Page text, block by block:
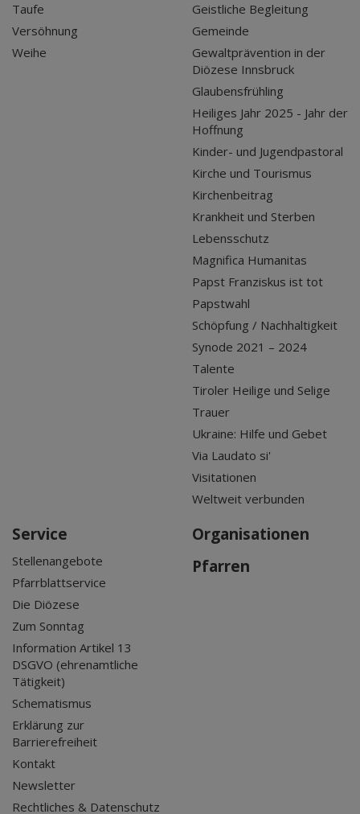
Taufe
Versöhnung
Weihe
Geistliche Begleitung
Gemeinde
Gewaltprävention in der
Diözese Innsbruck
Glaubensfrühling
Heiliges Jahr 2025 - Jahr der
Hoffnung
Kinder- und Jugendpastoral
Kirche und Tourismus
Kirchenbeitrag
Krankheit und Sterben
Lebensschutz
Magnifica Humanitas
Papst Franziskus ist tot
Papstwahl
Schöpfung / Nachhaltigkeit
Synode 2021 – 2024
Talente
Tiroler Heilige und Selige
Trauer
Ukraine: Hilfe und Gebet
Via Laudato si'
Visitationen
Weltweit verbunden
Service
Stellenangebote
Pfarrblattservice
Die Diözese
Zum Sonntag
Information Artikel 13
DSGVO (ehrenamtliche
Tätigkeit)
Schematismus
Erklärung zur
Barrierefreiheit
Kontakt
Newsletter
Rechtliches & Datenschutz
Organisationen
Pfarren